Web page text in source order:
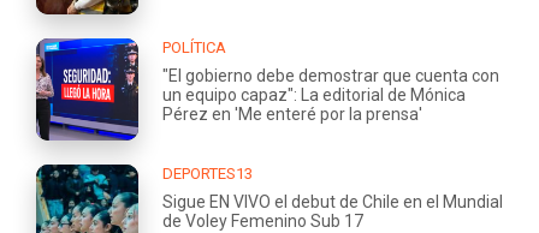
POLÍTICA
"El gobierno debe demostrar que cuenta con
un equipo capaz": La editorial de Mónica
Pérez en 'Me enteré por la prensa'
DEPORTES13
Sigue EN VIVO el debut de Chile en el Mundial
de Voley Femenino Sub 17